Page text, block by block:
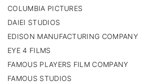
COLUMBIA PICTURES
DAIEI STUDIOS
EDISON MANUFACTURING COMPANY
EYE 4 FILMS
FAMOUS PLAYERS FILM COMPANY
FAMOUS STUDIOS